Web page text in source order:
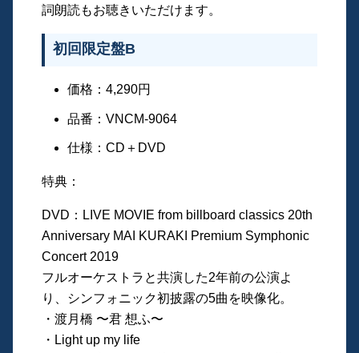
詞朗読もお聴きいただけます。
初回限定盤B
価格：4,290円
品番：VNCM-9064
仕様：CD＋DVD
特典：
DVD：LIVE MOVIE from billboard classics 20th
Anniversary MAI KURAKI Premium Symphonic
Concert 2019
フルオーケストラと共演した2年前の公演よ
り、シンフォニック初披露の5曲を映像化。
・渡月橋 〜君 想ふ〜
・Light up my life